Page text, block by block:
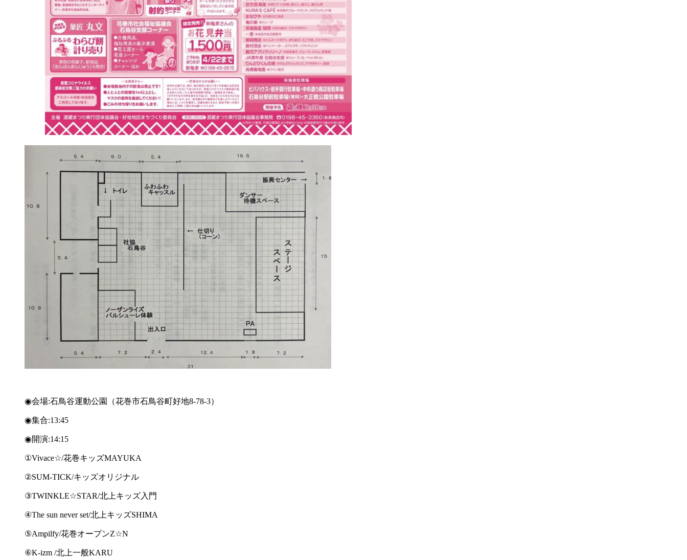
◉会場:石鳥谷運動公園（花巻市石鳥谷町好地8-78-3）
◉集合:13:45
◉開演:14:15
①Vivace☆/花巻キッズMAYUKA
②SUM-TICK/キッズオリジナル
③TWINKLE☆STAR/北上キッズ入門
④The sun never set/北上キッズSHIMA
⑤Ampilfy/花巻オープンZ☆N
⑥K-izm /北上一般KARU